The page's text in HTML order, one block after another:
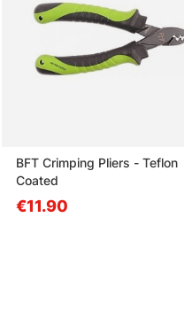
BFT Crimping Pliers - Teflon
Coated
€11.90